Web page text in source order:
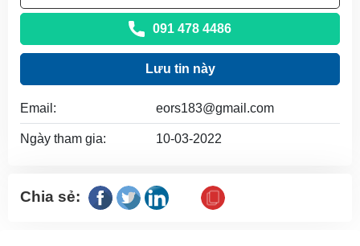
091 478 4486
Lưu tin này
Email: eors183@gmail.com
Ngày tham gia: 10-03-2022
Chia sẻ: